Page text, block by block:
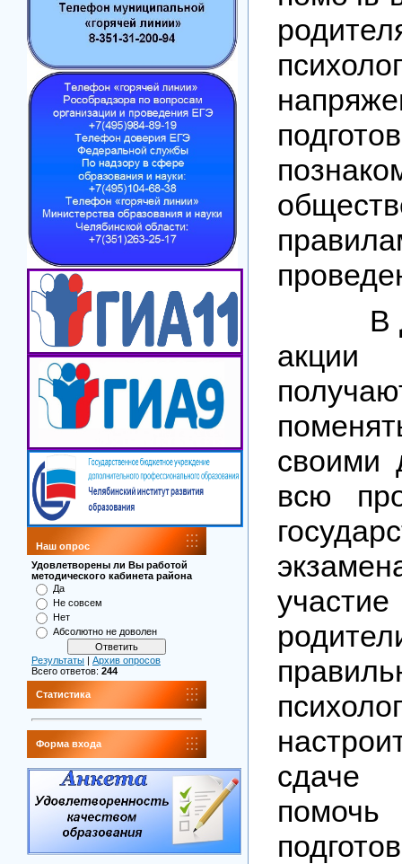
Наш опрос
Удовлетворены ли Вы работой
методического кабинета района
Да
Не совсем
Нет
Абсолютно не доволен
Результаты
Архив опросов
Всего ответов: 244
Статистика
Форма входа
В
своими
всю
сдаче